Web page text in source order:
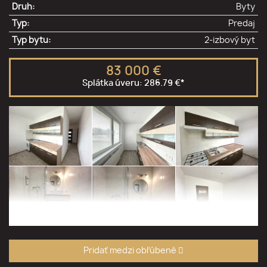
Druh:
Byty
Typ:
Predaj
Typ bytu:
2-izbový byt
83 000 €
Splátka úveru: 286.79 €*
Pridať medzi obľúbené